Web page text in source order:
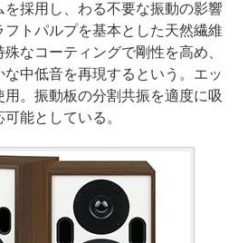
を採用し、わる不要な振動の影響
フトパルプを基本とした天然繊維
なコーティングで剛性を高め、
中低音を再現するという。エッ
用。振動板の分割共振を適度に吸
能としている。